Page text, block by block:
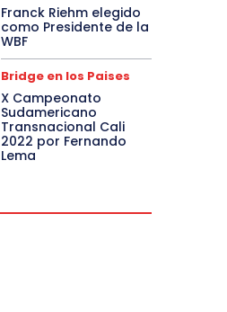
Franck Riehm elegido
como Presidente de la
WBF
Bridge en los Paises
X Campeonato
Sudamericano
Transnacional Cali
2022 por Fernando
Lema